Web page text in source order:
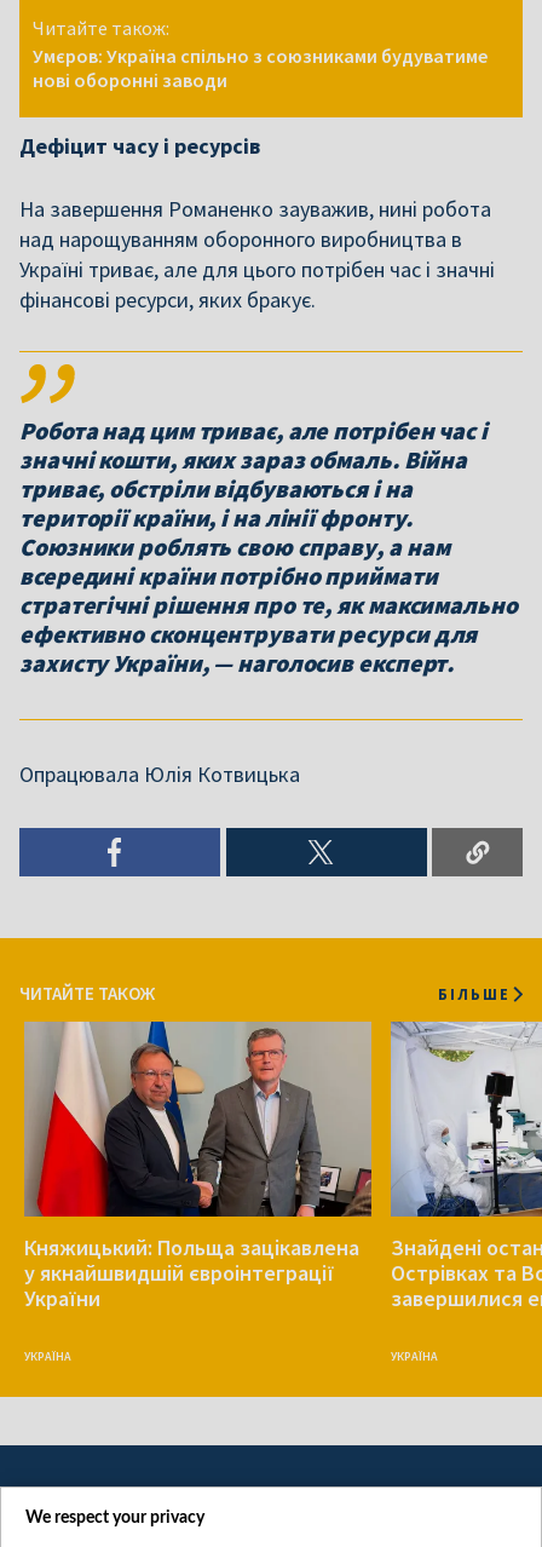
Читайте також:
Умєров: Україна спільно з союзниками будуватиме
нові оборонні заводи
Дефіцит часу і ресурсів
На завершення Романенко зауважив, нині робота
над нарощуванням оборонного виробництва в
Україні триває, але для цього потрібен час і значні
фінансові ресурси, яких бракує.
Робота над цим триває, але потрібен час і
значні кошти, яких зараз обмаль. Війна
триває, обстріли відбуваються і на
території країни, і на лінії фронту.
Союзники роблять свою справу, а нам
всередині країни потрібно приймати
стратегічні рішення про те, як максимально
ефективно сконцентрувати ресурси для
захисту України, — наголосив експерт.
Опрацювала Юлія Котвицька
ЧИТАЙТЕ ТАКОЖ БІЛЬШЕ
Княжицький: Польща зацікавлена
у якнайшвидшій євроінтеграції
України
УКРАЇНА
Знайдені
Острівках та
завершилися
УКРАЇНА
We respect your privacy